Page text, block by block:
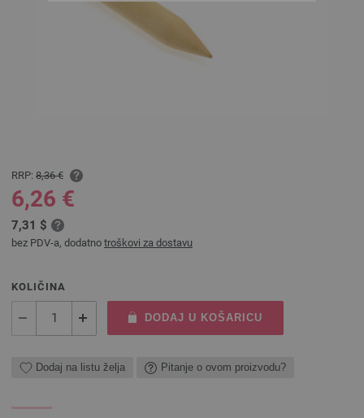
RRP: 8,36 €
6,26 €
7,31 $
bez PDV-a, dodatno troškovi za dostavu
KOLIČINA
DODAJ U KOŠARICU
Dodaj na listu želja Pitanje o ovom proizvodu?